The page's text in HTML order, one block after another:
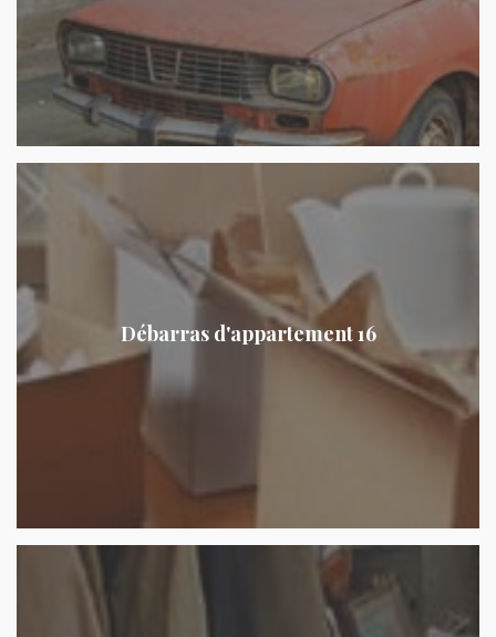
Débarras d'appartement 16